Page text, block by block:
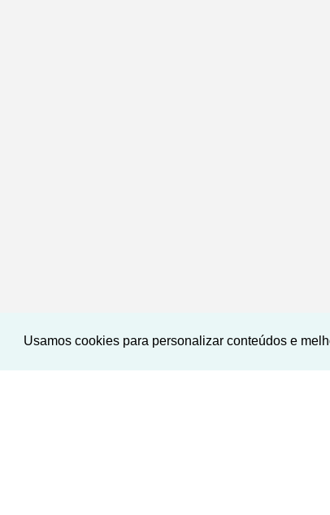
Usamos cookies para personalizar conteúdos e